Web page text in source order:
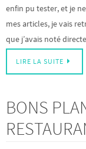
enfin pu tester, et je
mes articles, je vais
que j’avais noté
LIRE LA SUITE
BONS